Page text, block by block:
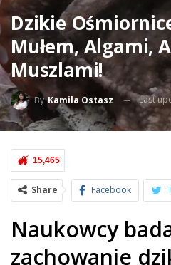
Dzikie
Mułem, Algami,
Muszlami!
ByKamila Ostasz Last
15,465
Share Facebook
Naukowcy
zachowanie